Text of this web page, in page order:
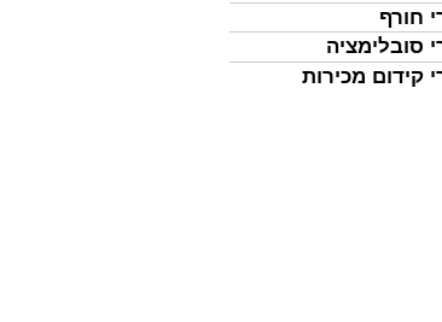
חורף
סובלימציה
קידום מכירות